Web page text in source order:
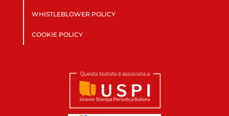
WHISTLEBLOWER POLICY
COOKIE POLICY